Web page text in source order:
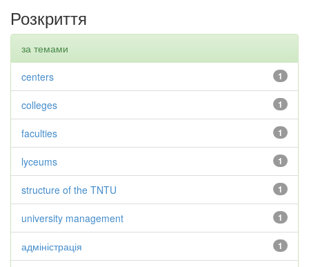
Розкриття
за темами
1
centers
1
colleges
1
faculties
1
lyceums
1
structure of the TNTU
1
university management
1
адміністрація